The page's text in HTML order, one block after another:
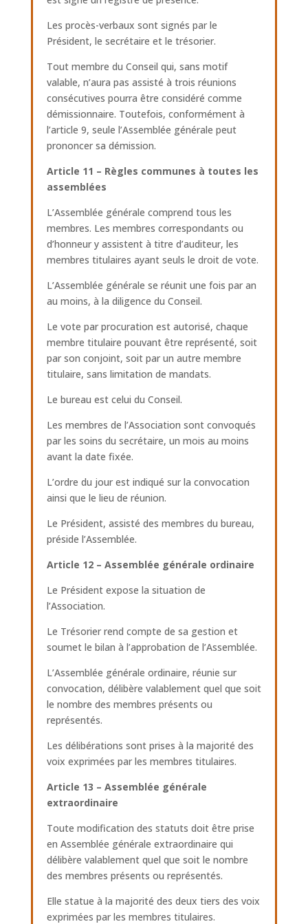
Les procès-verbaux sont signés par le
Président, le secrétaire et le trésorier.
Tout membre du Conseil qui, sans motif
valable, n’aura pas assisté à trois réunions
consécutives pourra être considéré comme
démissionnaire. Toutefois, conformément à
l’article 9, seule l’Assemblée générale peut
prononcer sa démission.
Article 11 – Règles communes à toutes les
assemblées
L’Assemblée générale comprend tous les
membres. Les membres correspondants ou
d’honneur y assistent à titre d’auditeur, les
membres titulaires ayant seuls le droit de vote.
L’Assemblée générale se réunit une fois par an
au moins, à la diligence du Conseil.
Le vote par procuration est autorisé, chaque
membre titulaire pouvant être représenté, soit
par son conjoint, soit par un autre membre
titulaire, sans limitation de mandats.
Le bureau est celui du Conseil.
Les membres de l’Association sont convoqués
par les soins du secrétaire, un mois au moins
avant la date fixée.
L’ordre du jour est indiqué sur la convocation
ainsi que le lieu de réunion.
Le Président, assisté des membres du bureau,
préside l’Assemblée.
Article 12 – Assemblée générale ordinaire
Le Président expose la situation de
l’Association.
Le Trésorier rend compte de sa gestion et
soumet le bilan à l’approbation de l’Assemblée.
L’Assemblée générale ordinaire, réunie sur
convocation, délibère valablement quel que soit
le nombre des membres présents ou
représentés.
Les délibérations sont prises à la majorité des
voix exprimées par les membres titulaires.
Article 13 – Assemblée générale
extraordinaire
Toute modification des statuts doit être prise
en Assemblée générale extraordinaire qui
délibère valablement quel que soit le nombre
des membres présents ou représentés.
Elle statue à la majorité des deux tiers des voix
exprimées par les membres titulaires.